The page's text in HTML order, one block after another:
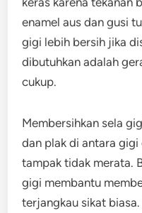
enamel aus dan gusi
gigi lebih bersih jika
dibutuhkan adalah
cukup.
Membersihkan sela
dan plak di antara
tampak tidak merata.
gigi membantu
terjangkau sikat